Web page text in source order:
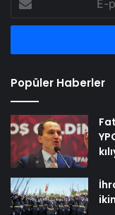
posta
adresinizi
Popüler Haberler